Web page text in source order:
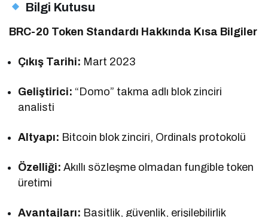
Bilgi Kutusu
BRC-20 Token Standardı Hakkında Kısa Bilgiler
Çıkış Tarihi: Mart 2023
Geliştirici: “Domo” takma adlı blok zinciri
analisti
Altyapı: Bitcoin blok zinciri, Ordinals protokolü
Özelliği: Akıllı sözleşme olmadan fungible token
üretimi
Avantajları: Basitlik, güvenlik, erişilebilirlik